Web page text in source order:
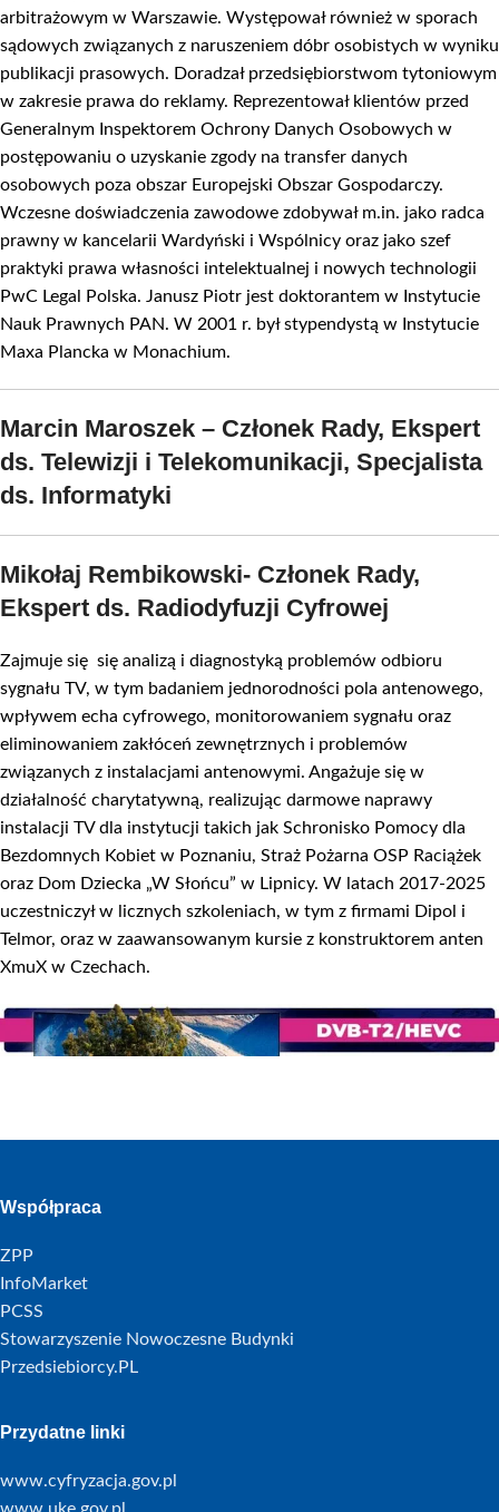
arbitrażowym w Warszawie. Występował również w sporach
sądowych związanych z naruszeniem dóbr osobistych w wyniku
publikacji prasowych. Doradzał przedsiębiorstwom tytoniowym
w zakresie prawa do reklamy. Reprezentował klientów przed
Generalnym Inspektorem Ochrony Danych Osobowych w
postępowaniu o uzyskanie zgody na transfer danych
osobowych poza obszar Europejski Obszar Gospodarczy.
Wczesne doświadczenia zawodowe zdobywał m.in. jako radca
prawny w kancelarii Wardyński i Wspólnicy oraz jako szef
praktyki prawa własności intelektualnej i nowych technologii
PwC Legal Polska. Janusz Piotr jest doktorantem w Instytucie
Nauk Prawnych PAN. W 2001 r. był stypendystą w Instytucie
Maxa Plancka w Monachium.
Marcin Maroszek – Członek Rady, Ekspert
ds. Telewizji i Telekomunikacji, Specjalista
ds. Informatyki
Mikołaj Rembikowski- Członek Rady,
Ekspert ds. Radiodyfuzji Cyfrowej
Zajmuje się się analizą i diagnostyką problemów odbioru
sygnału TV, w tym badaniem jednorodności pola antenowego,
wpływem echa cyfrowego, monitorowaniem sygnału oraz
eliminowaniem zakłóceń zewnętrznych i problemów
związanych z instalacjami antenowymi. Angażuje się w
działalność charytatywną, realizując darmowe naprawy
instalacji TV dla instytucji takich jak Schronisko Pomocy dla
Bezdomnych Kobiet w Poznaniu, Straż Pożarna OSP Raciążek
oraz Dom Dziecka „W Słońcu” w Lipnicy. W latach 2017-2025
uczestniczył w licznych szkoleniach, w tym z firmami Dipol i
Telmor, oraz w zaawansowanym kursie z konstruktorem anten
XmuX w Czechach.
Współpraca
ZPP
InfoMarket
PCSS
Stowarzyszenie Nowoczesne Budynki
Przedsiebiorcy.PL
Przydatne linki
www.cyfryzacja.gov.pl
www.uke.gov.pl